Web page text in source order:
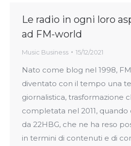
Le radio in ogni loro
ad FM-world
Music Business 15/12/2021
Nato come blog nel 1998,
diventato con il tempo una
giornalistica, trasformazione
completata nel 2011, quando
da 22HBG, che ne ha reso
in termini di contenuti e di